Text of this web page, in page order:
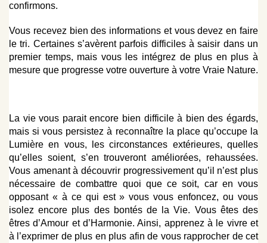
confirmons.
Vous recevez bien des informations et vous devez en faire
le tri. Certaines s’avèrent parfois difficiles à saisir dans un
premier temps, mais vous les intégrez de plus en plus à
mesure que progresse votre ouverture à votre Vraie Nature.
La vie vous parait encore bien difficile à bien des égards,
mais si vous persistez à reconnaître la place qu’occupe la
Lumière en vous, les circonstances extérieures, quelles
qu’elles soient, s’en trouveront améliorées, rehaussées.
Vous amenant à découvrir progressivement qu’il n’est plus
nécessaire de combattre quoi que ce soit, car en vous
opposant « à ce qui est » vous vous enfoncez, ou vous
isolez encore plus des bontés de la Vie. Vous êtes des
êtres d’Amour et d’Harmonie. Ainsi, apprenez à le vivre et
à l’exprimer de plus en plus afin de vous rapprocher de cet